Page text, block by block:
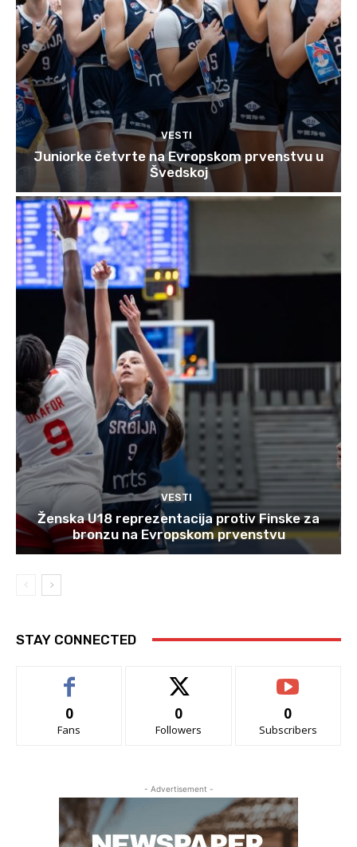
VESTI
Juniorke četvrte na Evropskom prvenstvu u
Švedskoj
VESTI
Ženska U18 reprezentacija protiv Finske za
bronzu na Evropskom prvenstvu
STAY CONNECTED
0
Fans
0
Followers
0
Subscribers
- Advertisement -